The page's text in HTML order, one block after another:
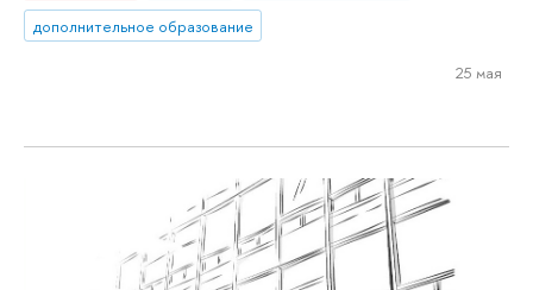
дополнительное образование
25 мая